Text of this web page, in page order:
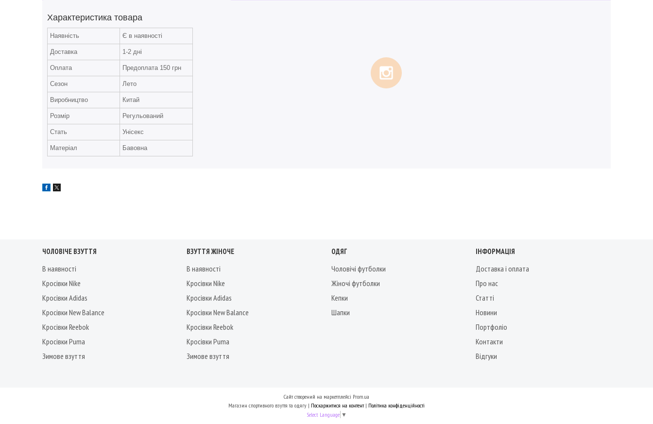
Характеристика товара
Наявність Є в наявності
Доставка 1-2 дні
Оплата Предоплата 150 грн
Сезон Лето
Виробництво Китай
Розмір Регульований
Стать Унісекс
Матеріал Бавовна
ЧОЛОВІЧЕ ВЗУТТЯ
В наявності
Кросівки Nike
Кросівки Adidas
Кросівки New Balance
Кросівки Reebok
Кросівки Puma
Зимове взуття
ВЗУТТЯ ЖІНОЧЕ
В наявності
Кросівки Nike
Кросівки Adidas
Кросівки New Balance
Кросівки Reebok
Кросівки Puma
Зимове взуття
ОДЯГ
Чоловічі футболки
Жіночі футболки
Кепки
Шапки
ІНФОРМАЦІЯ
Доставка і оплата
Про нас
Статті
Новини
Портфоліо
Контакти
Відгуки
Сайт створений на маркетплейсі Prom.ua
Магазин спортивного взуття та одягу | Поскаржитися на контент | Політика конфіденційності
Select Language ▼